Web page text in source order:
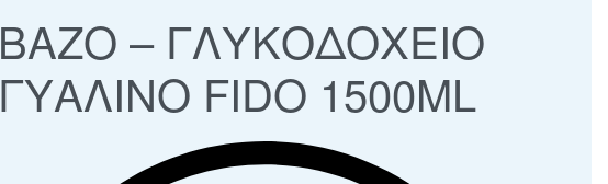
ΒΑΖΟ – ΓΛΥΚΟΔΟΧΕΙΟ
ΓΥΑΛΙΝΟ FIDO 1500ML